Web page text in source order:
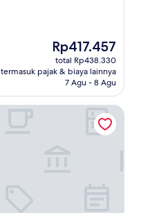
Harga
sekarang
Rp417.457
Rp417.457
total Rp438.330
termasuk pajak & biaya lainnya
7 Agu - 8 Agu